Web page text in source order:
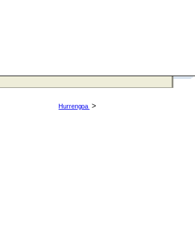
Hurrengoa >